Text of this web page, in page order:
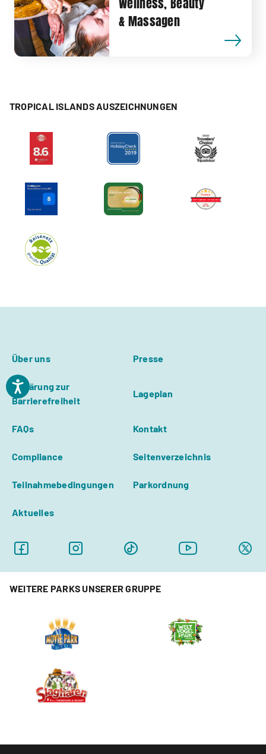
Wellness, Beauty
& Massagen
TROPICAL ISLANDS AUSZEICHNUNGEN
Über uns Presse
Erklärung zur
Barrierefreiheit
Lageplan
FAQs Kontakt
Compliance Seitenverzeichnis
Teilnahmebedingungen Parkordnung
Aktuelles
WEITERE PARKS UNSERER GRUPPE